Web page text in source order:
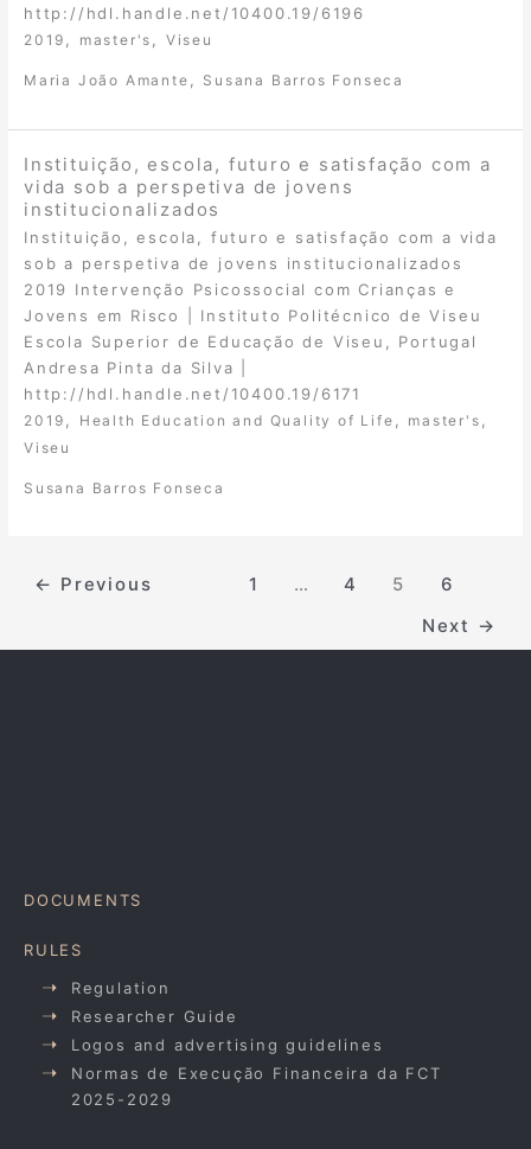
http://hdl.handle.net/10400.19/6196
2019 , master's , Viseu
Maria João Amante Susana Barros Fonseca
Instituição, escola, futuro e satisfação com a
vida sob a perspetiva de jovens
institucionalizados
Instituição, escola, futuro e satisfação com a vida
sob a perspetiva de jovens institucionalizados
2019 Intervenção Psicossocial com Crianças e
Jovens em Risco | Instituto Politécnico de Viseu
Escola Superior de Educação de Viseu, Portugal
Andresa Pinta da Silva |
http://hdl.handle.net/10400.19/6171
2019 Health Education and Quality of Life master's
Viseu
Susana Barros Fonseca
← Previous 1 … 4 5
6
Next
→
DOCUMENTS
RULES
Regulation
Researcher Guide
Logos and advertising guidelines
Normas de Execução Financeira da FCT
2025-2029